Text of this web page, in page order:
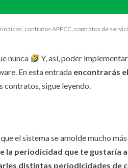
, contratos APPCC, contratos de
nunca
Y, así, poder
En esta entrada encontrarás
contratos, sigue leyendo.
el sistema se amolde mucho
la periodicidad que te gustaría
distintas periodicidades de